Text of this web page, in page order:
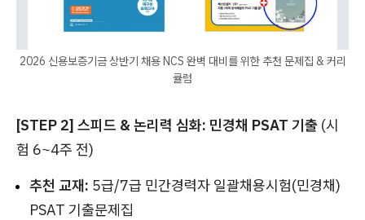
2026 신용보증기금 상반기 채용 NCS 완벽 대비를 위한 추천 문제집 & 커리
큘럼
[STEP 2] 스피드 & 논리력 심화: 민경채 PSAT 기출 (시
험 6~4주 전)
추천 교재: 5급/7급 민간경력자 일괄채용시험(민경채)
PSAT 기출문제집